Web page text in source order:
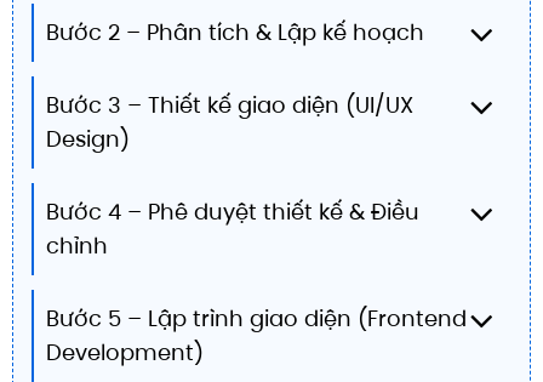
Bước 2 – Phân tích & Lập kế hoạch
Bước 3 – Thiết kế giao diện (UI/UX
Design)
Bước 4 – Phê duyệt thiết kế & Điều
chỉnh
Bước 5 – Lập trình giao diện (Frontend
Development)